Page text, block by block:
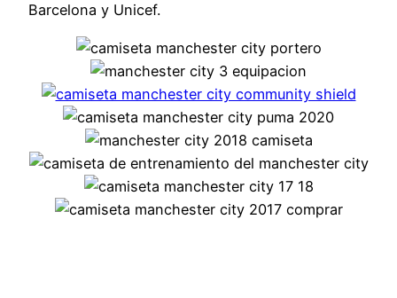
Barcelona y Unicef.